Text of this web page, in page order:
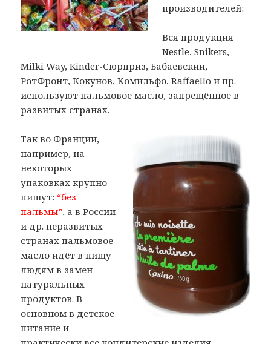
производителей:
Вся продукция
Nestle, Snikers,
Milki Way, Kinder-Сюрприз, Бабаевский,
РотФронт, Кокунов, Комильфо, Raffaello и пр.
используют пальмовое масло, запрещённое в
развитых странах.
Так во Франции,
например, на
некоторых
упаковках крупно
пишут: “без
пальмы”, а в России
и др. неразвитых
странах пальмовое
масло идёт в пищу
людям в замен
натуральных
продуктов. В
основном в детское
питание и